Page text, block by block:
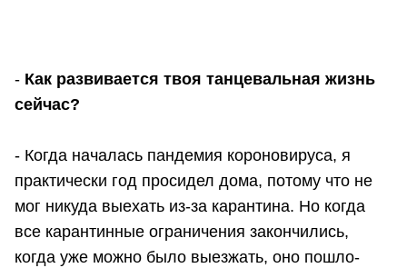
- Как развивается твоя танцевальная жизнь
сейчас?
- Когда началась пандемия короновируса, я
практически год просидел дома, потому что не
мог никуда выехать из-за карантина. Но когда
все карантинные ограничения закончились,
когда уже можно было выезжать, оно пошло-